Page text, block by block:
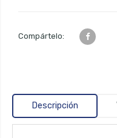
Compártelo:
Descripción